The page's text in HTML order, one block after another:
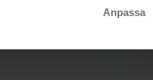
Anpassa